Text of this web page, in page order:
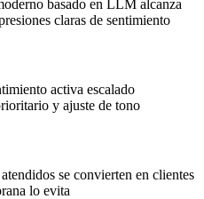
basado en LLM alcanza
claras de sentimiento
activa escalado
y ajuste de tono
se convierten en clientes
lo evita